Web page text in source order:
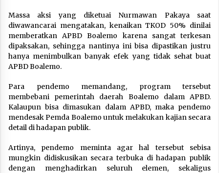
Massa aksi yang diketuai Nurmawan Pakaya saat
diwawancarai mengatakan, kenaikan TKOD 50% dinilai
memberatkan APBD Boalemo karena sangat terkesan
dipaksakan, sehingga nantinya ini bisa dipastikan justru
hanya menimbulkan banyak efek yang tidak sehat buat
APBD Boalemo.
Para pendemo memandang, program tersebut
membebani pemerintah daerah Boalemo dalam APBD.
Kalaupun bisa dimasukan dalam APBD, maka pendemo
mendesak Pemda Boalemo untuk melakukan kajian secara
detail di hadapan publik.
Artinya, pendemo meminta agar hal tersebut sebisa
mungkin didiskusikan secara terbuka di hadapan publik
dengan menghadirkan seluruh elemen, sekaligus